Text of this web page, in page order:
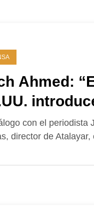
Ahmed:
paracon el periodista
director de